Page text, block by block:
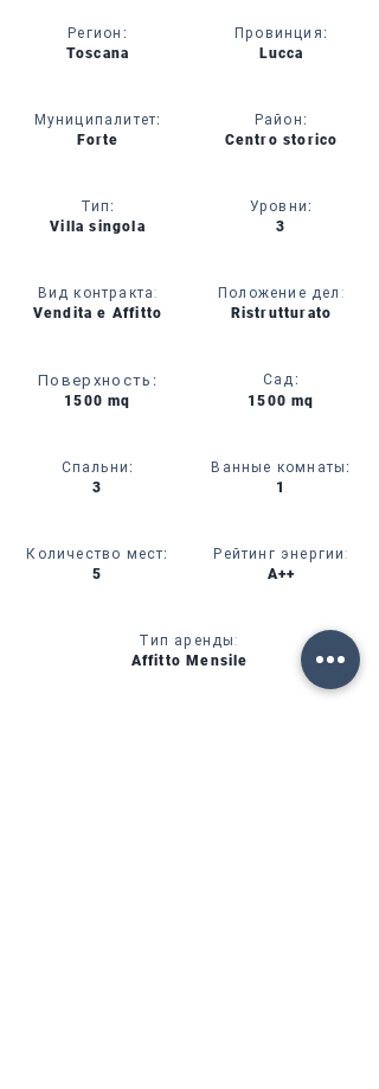
Регион :
Toscana
Муниципалитет:
Forte
Тип:
Villa singola
Вид контракта:
Vendita e Affitto
Поверхность :
1500 mq
Спальни:
3
Количество мест:
5
Провинция:
Lucca
Район:
Centro storico
Уровни:
3
Положение дел:
Ristrutturato
Сад:
1500 mq
Ванные комнаты:
1
Рейтинг энергии:
A++
Тип аренды:
Affitto Mensile